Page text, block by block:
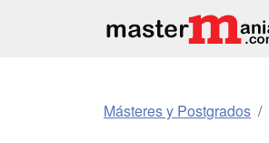
Másteres y Postgrados